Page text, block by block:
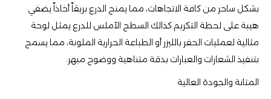
بشكل ساحر من كافة الاتجاهات، مما يمنح الدرع بريقاً أخاذاً يضفي
هيبة على لحظة التكريم.كذالك السطح الأملس للدرع يمثل لوحة
مثالية لعمليات الحفر بالليزر أو الطباعة الحرارية الملونة، مما يسمح
بتنفيذ الشعارات والعبارات بدقة متناهية ووضوح مبهر.
​المتانة والجودة العالية